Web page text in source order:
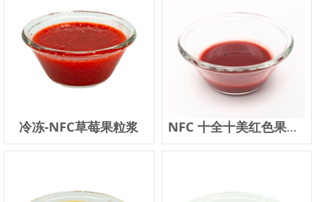
冷冻-NFC草莓果粒浆 NFC 十全十美红色果蔬汁